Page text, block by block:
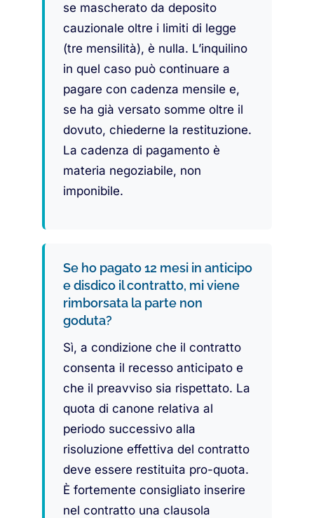
se mascherato da deposito
cauzionale oltre i limiti di legge
(tre mensilità), è nulla. L’inquilino
in quel caso può continuare a
pagare con cadenza mensile e,
se ha già versato somme oltre il
dovuto, chiederne la restituzione.
La cadenza di pagamento è
materia negoziabile, non
imponibile.
Se ho pagato 12 mesi in anticipo
e disdico il contratto, mi viene
rimborsata la parte non
goduta?
Sì, a condizione che il contratto
consenta il recesso anticipato e
che il preavviso sia rispettato. La
quota di canone relativa al
periodo successivo alla
risoluzione effettiva del contratto
deve essere restituita pro-quota.
È fortemente consigliato inserire
nel contratto una clausola